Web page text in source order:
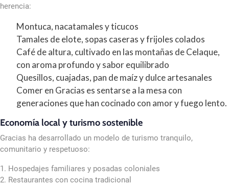
herencia:
Montuca, nacatamales y ticucos
Tamales de elote, sopas caseras y frijoles colados
Café de altura, cultivado en las montañas de Celaque,
con aroma profundo y sabor equilibrado
Quesillos, cuajadas, pan de maíz y dulce artesanales
Comer en Gracias es sentarse a la mesa con
generaciones que han cocinado con amor y fuego lento.
Economía local y turismo sostenible
Gracias ha desarrollado un modelo de turismo tranquilo,
comunitario y respetuoso:
1. Hospedajes familiares y posadas coloniales
2. Restaurantes con cocina tradicional